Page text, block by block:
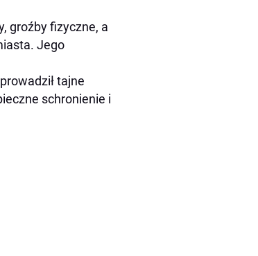
groźby fizyczne, a
Jego
tajne
schronienie i